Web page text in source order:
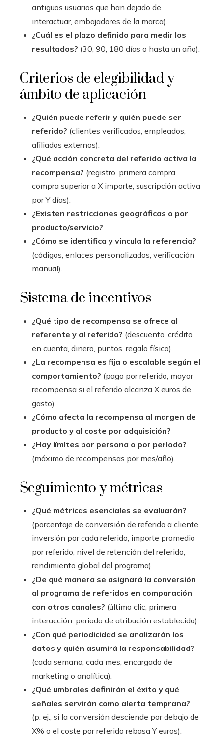
antiguos usuarios que han dejado de
interactuar, embajadores de la marca).
¿Cuál es el plazo definido para medir los
resultados? (30, 90, 180 días o hasta un año).
Criterios de elegibilidad y
ámbito de aplicación
¿Quién puede referir y quién puede ser
referido? (clientes verificados, empleados,
afiliados externos).
¿Qué acción concreta del referido activa la
recompensa? (registro, primera compra,
compra superior a X importe, suscripción activa
por Y días).
¿Existen restricciones geográficas o por
producto/servicio?
¿Cómo se identifica y vincula la referencia?
(códigos, enlaces personalizados, verificación
manual).
Sistema de incentivos
¿Qué tipo de recompensa se ofrece al
referente y al referido? (descuento, crédito
en cuenta, dinero, puntos, regalo físico).
¿La recompensa es fija o escalable según el
comportamiento? (pago por referido, mayor
recompensa si el referido alcanza X euros de
gasto).
¿Cómo afecta la recompensa al margen de
producto y al coste por adquisición?
¿Hay límites por persona o por periodo?
(máximo de recompensas por mes/año).
Seguimiento y métricas
¿Qué métricas esenciales se evaluarán?
(porcentaje de conversión de referido a cliente,
inversión por cada referido, importe promedio
por referido, nivel de retención del referido,
rendimiento global del programa).
¿De qué manera se asignará la conversión
al programa de referidos en comparación
con otros canales? (último clic, primera
interacción, periodo de atribución establecido).
¿Con qué periodicidad se analizarán los
datos y quién asumirá la responsabilidad?
(cada semana, cada mes; encargado de
marketing o analítica).
¿Qué umbrales definirán el éxito y qué
señales servirán como alerta temprana?
(p. ej., si la conversión desciende por debajo de
X% o el coste por referido rebasa Y euros).